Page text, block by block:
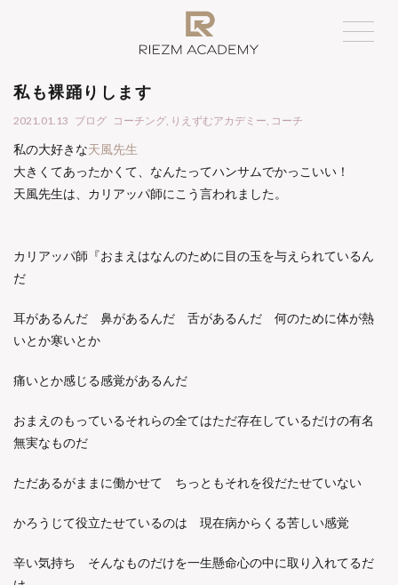
私も裸踊りします
2021.01.13 ブログ コーチング, りえずむアカデミー, コーチ
私の大好きな天風先生
大きくてあったかくて、なんたってハンサムでかっこいい！
天風先生は、カリアッパ師にこう言われました。
カリアッパ師『おまえはなんのために目の玉を与えられているん
だ
耳があるんだ 鼻があるんだ 舌があるんだ 何のために体が熱
いとか寒いとか
痛いとか感じる感覚があるんだ
おまえのもっているそれらの全てはただ存在しているだけの有名
無実なものだ
ただあるがままに働かせて ちっともそれを役だたせていない
かろうじて役立たせているのは 現在病からくる苦しい感覚
辛い気持ち そんなものだけを一生懸命心の中に取り入れてるだ